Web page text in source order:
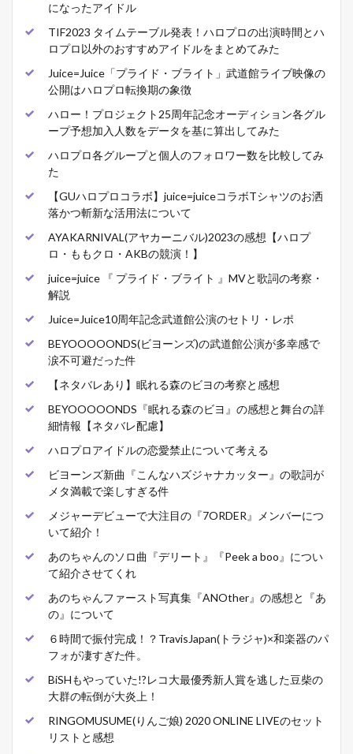
になったアイドル
TIF2023 タイムテーブル発表！ハロプロの出演時間とハ
ロプロ以外のおすすめアイドルをまとめてみた
Juice=Juice「プライド・ブライト」武道館ライブ映像の
公開はハロプロ転換期の象徴
ハロー！プロジェクト25周年記念オーディション各グル
ープ予想加入人数をデータを基に算出してみた
ハロプロ各グループと個人のフォロワー数を比較してみ
た
【GUハロプロコラボ】juice=juiceコラボTシャツのお洒
落かつ斬新な活用法について
AYAKARNIVAL(アヤカーニバル)2023の感想【ハロプ
ロ・ももクロ・AKBの競演！】
juice=juice 『 プライド・ブライト 』MVと歌詞の考察・
解説
Juice=Juice10周年記念武道館公演のセトリ・レポ
BEYOOOOONDS(ビヨーンズ)の武道館公演が多幸感で
涙不可避だった件
【ネタバレあり】眠れる森のビヨの考察と感想
BEYOOOOONDS『眠れる森のビヨ』の感想と舞台の詳
細情報【ネタバレ配慮】
ハロプロアイドルの恋愛禁止について考える
ビヨーンズ新曲『こんなハズジャナカッター』の歌詞が
メタ満載で楽しすぎる件
メジャーデビューで大注目の『7ORDER』メンバーにつ
いて紹介！
あのちゃんのソロ曲『デリート』『Peek a boo』につい
て紹介させてくれ
あのちゃんファースト写真集『ANOther』の感想と『あ
の』について
６時間で振付完成！？TravisJapan(トラジャ)×和楽器のパ
フォが凄すぎた件。
BiSHもやっていた!?レコ大最優秀新人賞を逃した豆柴の
大群の転倒が大炎上！
RINGOMUSUME(りんご娘) 2020 ONLINE LIVEのセット
リストと感想